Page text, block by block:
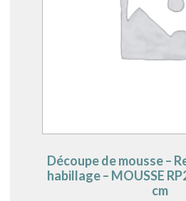
Découpe de mousse –
habillage – MOUSSE
cm